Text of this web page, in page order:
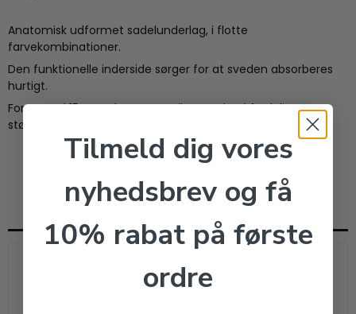
Anatomisk udformet sadelunderlag, i flotte
farvekombinationer.
Den funktionelle inderside sørger for at sveden absorberes
hurtigt.
Foret med 15 mm skum, som sikrer god trykfordeling og
stødabsorbering.
RELATEREDE VARER
Tilmeld dig vores
nyhedsbrev og få
10% rabat på første
ordre